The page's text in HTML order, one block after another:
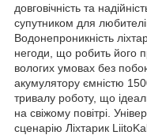
довговічність та
супутником для
Водонепроникність
негоди, що робить його
вологих умовах без
акумулятору ємністю
тривалу роботу, що
на свіжому повітрі.
сценарію Ліхтарик